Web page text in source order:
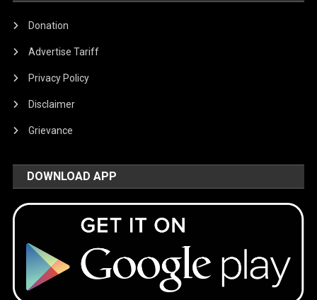
Donation
Advertise Tariff
Privacy Policy
Disclaimer
Grievance
DOWNLOAD APP